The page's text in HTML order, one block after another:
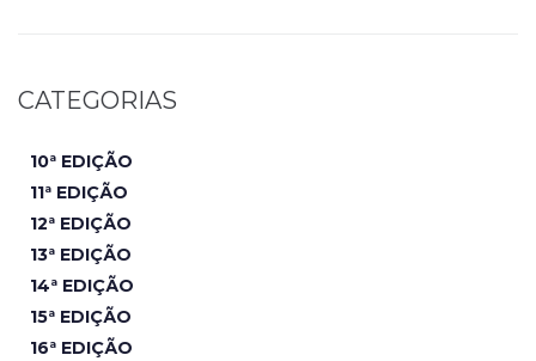
CATEGORIAS
10ª EDIÇÃO
11ª EDIÇÃO
12ª EDIÇÃO
13ª EDIÇÃO
14ª EDIÇÃO
15ª EDIÇÃO
16ª EDIÇÃO